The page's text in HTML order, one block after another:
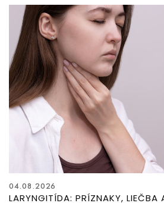
04.08.2026
LARYNGITÍDA: PRÍZNAKY, LIEČBA